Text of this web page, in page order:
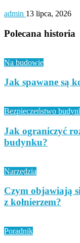
admin 13 lipca, 2026
Polecana historia
Na budowie
Jak spawane są
Bezpieczeństwo
Jak ograniczyć
budynku?
Narzędzia
Czym objawiają
z kołnierzem?
Poradnik